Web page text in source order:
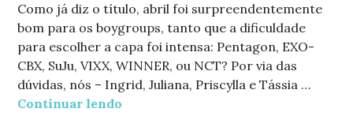
Como já diz o título, abril foi surpreendentemente
bom para os boygroups, tanto que a dificuldade
para escolher a capa foi intensa: Pentagon, EXO-
CBX, SuJu, VIXX, WINNER, ou NCT? Por via das
dúvidas, nós – Ingrid, Juliana, Priscylla e Tássia …
Continuar lendo